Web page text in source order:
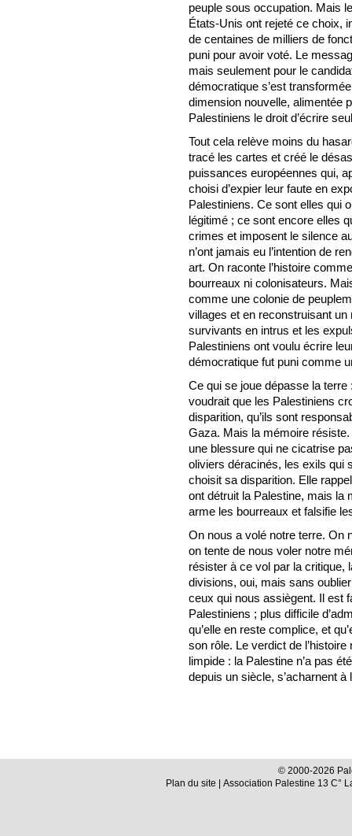
peuple sous occupation. Mais
États-Unis ont rejeté ce choix,
de centaines de milliers de
puni pour avoir voté. Le
mais seulement pour le
démocratique s’est
dimension nouvelle, alimentée
Palestiniens le droit d’écrire
Tout cela relève moins du
tracé les cartes et créé le
puissances européennes qui,
choisi d’expier leur faute en
Palestiniens. Ce sont elles qui
légitimé ; ce sont encore elles
crimes et imposent le silence
n’ont jamais eu l’intention de
art. On raconte l’histoire
bourreaux ni colonisateurs.
comme une colonie de
villages et en reconstruisant
survivants en intrus et les
Palestiniens ont voulu écrire
démocratique fut puni comme
Ce qui se joue dépasse la terre
voudrait que les Palestiniens
disparition, qu’ils sont
Gaza. Mais la mémoire
une blessure qui ne cicatrise
oliviers déracinés, les exils qui
choisit sa disparition. Elle
ont détruit la Palestine, mais la
arme les bourreaux et falsifie
On nous a volé notre terre. On
on tente de nous voler notre
résister à ce vol par la critique,
divisions, oui, mais sans
ceux qui nous assiègent. Il est
Palestiniens ; plus difficile
qu’elle en reste complice, et
son rôle. Le verdict de
limpide : la Palestine n’a pas
depuis un siècle, s’acharnent
© 2000-2026
Plan du site | Association Palestine 13 C°